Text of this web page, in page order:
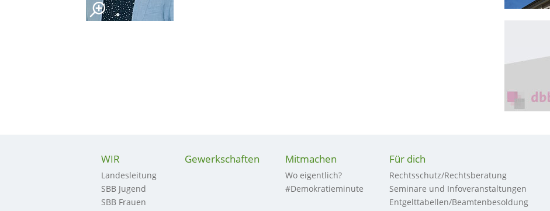
WIR
Landesleitung
SBB Jugend
SBB Frauen
Gewerkschaften Mitmachen
Wo eigentlich?
#Demokratieminute
Für dich
Rechtsschutz/Rechtsberatung
Seminare und Infoveranstaltungen
Entgelttabellen/Beamtenbesoldung